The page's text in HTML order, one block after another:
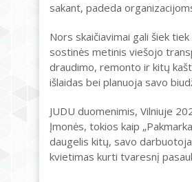
sakant, padeda
Nors skaičiavimai gali šiek
sostinės metinis viešojo
draudimo, remonto ir kitų
išlaidas bei planuoja savo
JUDU duomenimis, Vilniuje
Įmonės, tokios kaip
daugelis kitų, savo
kvietimas kurti tvaresnį